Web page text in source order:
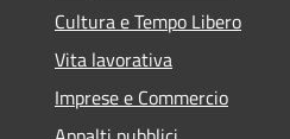
Cultura e Tempo Libero
Vita lavorativa
Imprese e Commercio